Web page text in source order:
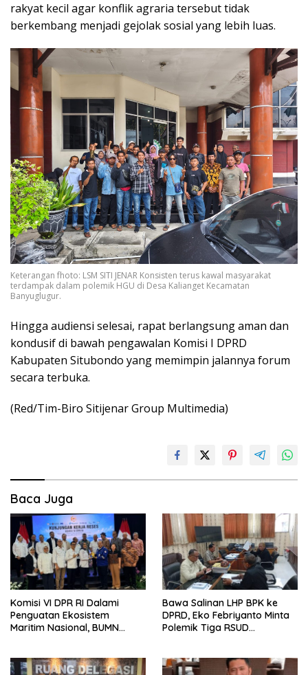
rakyat kecil agar konflik agraria tersebut tidak
berkembang menjadi gejolak sosial yang lebih luas.
Keterangan fhoto: LSM SITI JENAR Konsisten terus kawal masyarakat
terdampak dalam polemik HGU di Desa Kalianget Kecamatan
Banyuglugur.
Hingga audiensi selesai, rapat berlangsung aman dan
kondusif di bawah pengawalan Komisi I DPRD
Kabupaten Situbondo yang memimpin jalannya forum
secara terbuka.
(Red/Tim-Biro Sitijenar Group Multimedia)
Baca Juga
Komisi VI DPR RI Dalami
Penguatan Ekosistem
Maritim Nasional, BUMN
Bawa Salinan LHP BPK ke
DPRD, Eko Febriyanto Minta
Polemik Tiga RSUD